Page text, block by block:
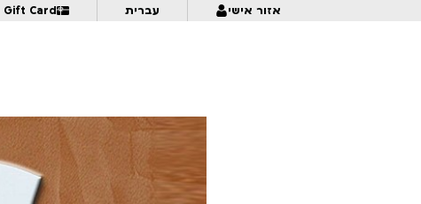
Gift Card עברית אזור אישי
16:30 A Missing Part